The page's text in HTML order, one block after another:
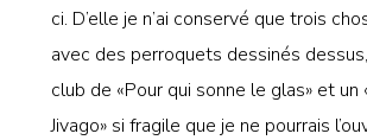
ci. D’elle je n’ai conservé que trois
avec des perroquets dessinés
club de «Pour qui sonne le glas» et un
Jivago» si fragile que je ne pourrais